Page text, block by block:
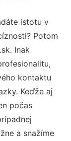
istotu v
Potom
Inak
kontaktu
Keďže aj
počas
a snažíme